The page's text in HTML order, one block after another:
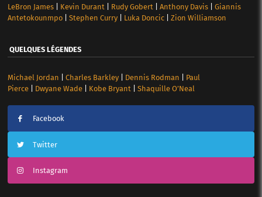
LeBron James| Kevin Durant Rudy Gobert Anthony Davis| Giannis
Antetokounmpo| Stephen Curry| Luka Doncic| Zion Williamson
QUELQUES LÉGENDES
Michael Jordan Charles Barkley| Dennis Rodman
Paul
Pierce| Dwyane Wade| Kobe Bryant| Shaquille O’Neal
Facebook
Twitter
Instagram